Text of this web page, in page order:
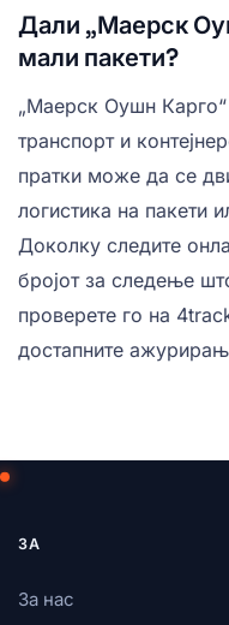
Дали „Маерск
мали пакети?
„Маерск Оушн
транспорт и
пратки може да се
логистика на пакети
Доколку следите
бројот за следење
проверете го на
достапните
ЗА
За нас